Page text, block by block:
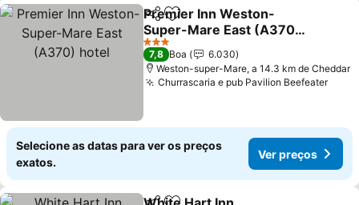
PartilharAdicionar aos favoritos
Premier Inn Weston-
Super-Mare East (A370)
hotel
3 Estrelas
7,8 Boa
6.030
Weston-super-Mare, a 14.3 km de Cheddar
Churrascaria e pub Pavilion Beefeater
Selecione as datas para ver os preços
exatos.
Ver preços